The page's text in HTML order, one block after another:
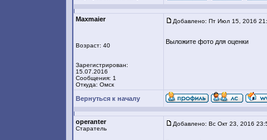
Maxmaier
Возраст: 40
Зарегистрирован:
15.07.2016
Сообщения: 1
Откуда: Омск
Добавлено: Пт Июл 15, 2016
Выложите фото для оценки
Вернуться к началу
operanter
Старатель
Добавлено: Вс Окт 23, 2016